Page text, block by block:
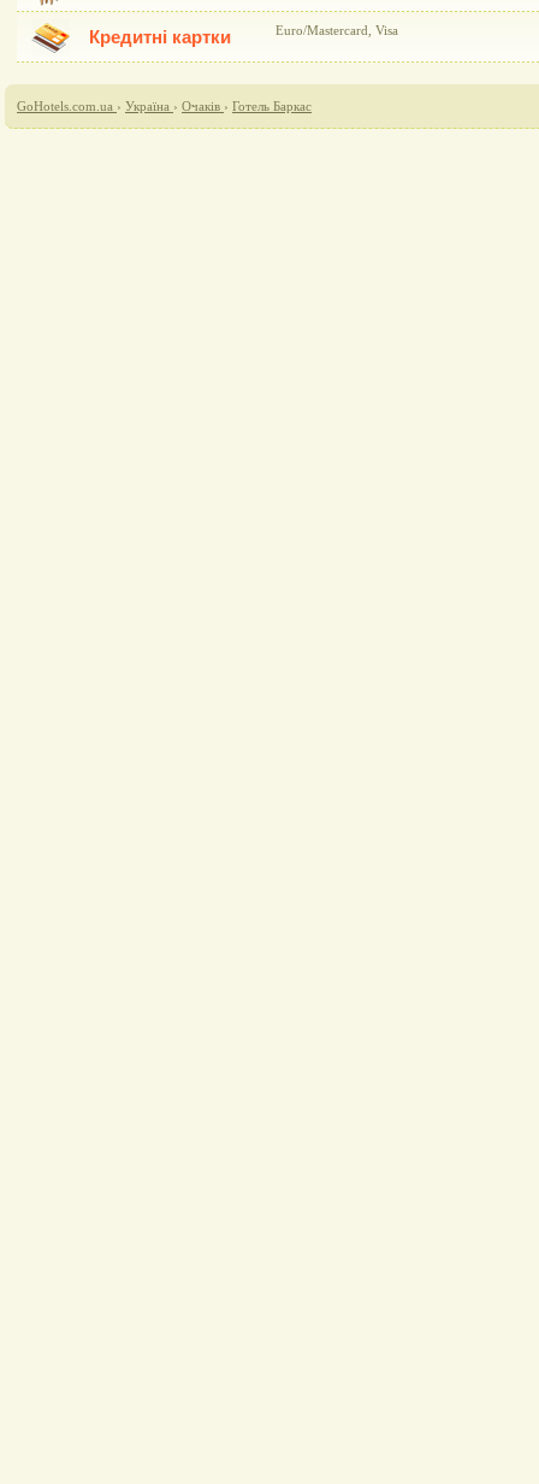
Кредитні картки Euro/Mastercard, Visa
GoHotels.com.ua › Україна › Очаків › Готель Баркас